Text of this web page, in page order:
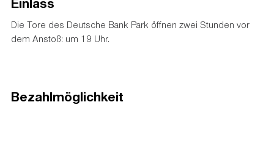
Die Tore des Deutsche Bank Park öffnen zwei Stunden vor
dem Anstoß: um 19 Uhr.
Bezahlmöglichkeit